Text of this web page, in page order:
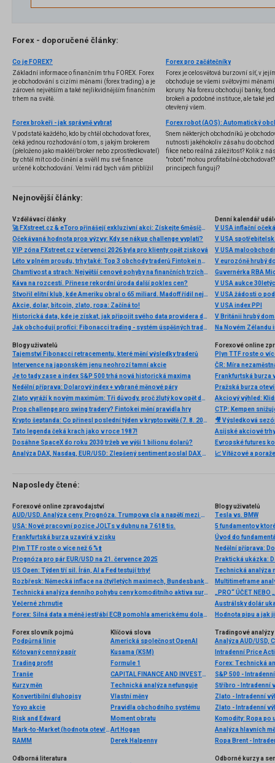
Forex - doporučené články:
Co je FOREX?
Základní informace o finančním trhu FOREX. Forex
je obchodování s cizími měnami (forex trading) a je
zároveň největším a také nejlikvidnějším finančním
trhem na světě.
Forex pro začátečníky
Forex je celosvětová burzovní síť, v
obchoduje se všemi světovými
koruny. Na forexu obchodují banky,
brokeři a podobné instituce, ale také
otevřený všem.
Forex brokeři - jak správně vybrat
V podstatě každého, kdo by chtěl obchodovat forex,
čeká jednou rozhodování o tom, s jakým brokerem
(přeloženo jako makléř/broker nebo zprostředkovatel)
by chtěl mít co do činění a svěřil mu své finance
určené k obchodování. Velmi rád bych vám přiblížil
několik příkladů nejznámějších z nich.
Snem některých obchodníků je
nutnosti jakéhokoliv zásahu do
fikce nebo reálná záležitost? Kolik z
"roboti" mohou profitabilně
principech fungují?
Nejnovější články:
Vzdělávací články
🚀 FXstreet.cz & eToro přinášejí exkluzivní akci: Získejte 6měsíční členství ve VIP zóně ZDARMA
Očekávaná hodnota prop výzvy: Kdy se nákup challenge vyplatí?
VIP zóna FXstreet.cz v červenci 2026 byla pro klienty opět zisková
Léto v plném proudu, trhy také: Top 3 obchody traderů Fintokei na indexech a zlatě
Chamtivost a strach: Největší cenové pohyby na finančních trzích (červenec 2026)
Káva na rozcestí. Přinese rekordní úroda další pokles cen?
Stvořil elitní klub, kde Ameriku obral o 65 miliard. Madoff řídil největší Ponzi dějin
Akcie, dolar, bitcoin, zlato, ropa: Začíná to!
Historická data, kde je získat, jak připojit svého data providera do MultiCharts a proč je budeme potřebovat? (4. díl)
Jak obchodují profíci: Fibonacci trading - systém úspěšných traderů
Denní kalendář
V USA inflační
V USA
V USA
V eurozóně hrubý
Guvernérka RBA
V USA aukce
V USA žádosti o
V USA index PPI
V Británii hrubý
Na Novém Zélandu
Blogy uživatelů
Tajemství Fibonacci retracementu, které mění výsledky traderů
Intervence na japonském jenu neohrozí tamní akcie
Je to tady zase a index S&P 500 trhá nová historická maxima
Nedělní příprava: Dolarový index + vybrané měnové páry
Zlato vyráží k novým maximům: Tři důvody, proč žlutý kov opět dominuje
Prop challenge pro swing tradery? Fintokei mění pravidla hry
Krypto šeptanda: Co přinesl poslední týden v kryptosvětě (7. 8. 2026)
Tato legenda čeká krach jako v roce 1987!
Dosáhne SpaceX do roku 2030 tržeb ve výši 1 bilionu dolarů?
Analýza DAX, Nasdaq, EUR/USD: Zlepšený sentiment poslal DAX na nová maxima
Forexové online
Plyn TTF roste o
Frankfurtská burza
Pražská burza
Akciový výhled:
Asijské akciové
Evropské futures
📈 Vítězové a
Naposledy čtené:
Forexové online zpravodajství
AUD/USD. Analýza ceny. Prognóza. Trumpova cla a napětí mezi USA a Íránem omezují růst páru
USA: Nové pracovní pozice JOLTs v dubnu na 7 618 tis.
Frankfurtská burza uzavírá v zisku
Plyn TTF roste o více než 6 %⬆️
Prognóza pro pár EUR/USD na 21. července 2025
US Open: Týden tří sil. Írán, AI a Fed testují trhy!
Rozbřesk: Německá inflace na čtyřletých maximech, Bundesbanka bije na poplach
Technická analýza denního pohybu ceny komoditního aktiva surová ropa, pondělí 30. září 2024
Večerné zhrnutie
Forex: Silná data a méně jestřábí ECB pomohla americkému dolaru
Blogy uživatelů
Tesla vs. BMW
5 fundamentov
Nedělní příprava:
Praktická ukázka:
Technická analýza
Multitimeframe
„PRO“ ÚČET NEBO
Austrálsky dolár
Hodnota pipu a jak
Forex slovník pojmů
Podpůrná linie
Kótovaný cenný papír
Trading profit
Tranše
Kurzy měn
Konvertibilní dluhopisy
Yoyo akcie
Risk and Edward
Mark-to-Market (hodnota otevřených pozic v portfoliu)
RAMM
Klíčová slova
Americká společnost OpenAI
Kusama (KSM)
Formule 1
CAPITAL FINANCE AND INVESTMENT MANAGEMENT LIMITED
Technická analýza nefunguje
Vlastní měny
Pravidla obchodního systému
Moment obratu
Art Hogan
Derek Halpenny
Tradingové analýzy
Analýza AUD/USD,
Intradenní Price
Forex: Technická
S&P 500 -
Stříbro - Intradenní
Zlato - Intradenní
Zlato - Intradenní
Analýza hlavních
Ropa Brent -
Odborná literatura
Odborné kurzy a